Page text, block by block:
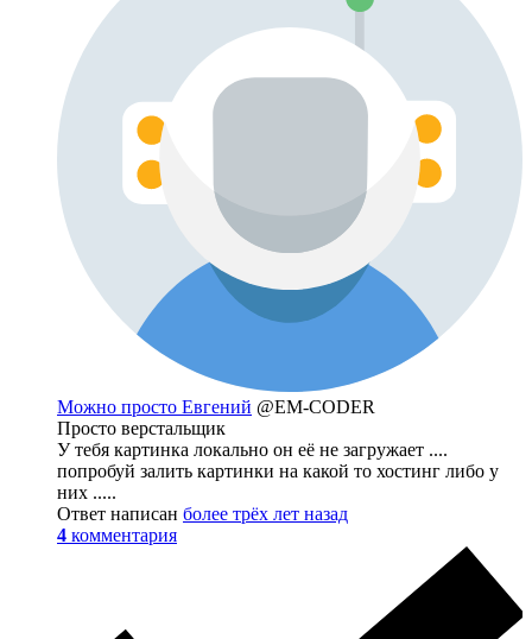
Можно просто Евгений @EM-CODER
Просто верстальщик
У тебя картинка локально он её не загружает ....
попробуй залить картинки на какой то хостинг либо у
них .....
Ответ написан более трёх лет назад
4 комментария